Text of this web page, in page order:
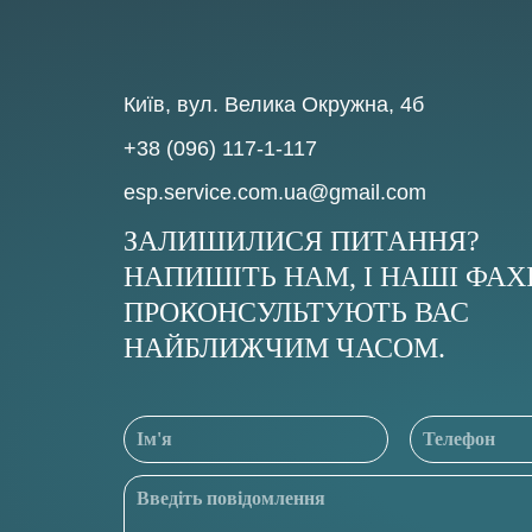
Київ, вул. Велика Окружна, 4б
+38 (096) 117-1-117
esp.service.com.ua@gmail.com
ЗАЛИШИЛИСЯ ПИТАННЯ?
НАПИШІТЬ НАМ, І НАШІ
ПРОКОНСУЛЬТУЮТЬ ВАС
НАЙБЛИЖЧИМ ЧАСОМ.